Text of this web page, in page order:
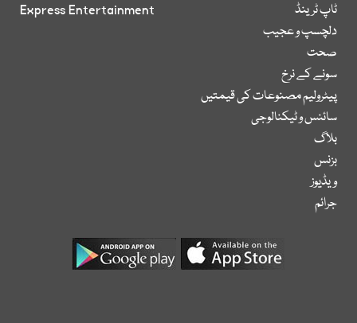
ٹاپ ٹرینڈ
دلچسپ و عجیب
صحت
سونے کے نرخ
پیٹرولیم مصنوعات کی قیمتیں
سائنس و ٹیکنالوجی
بلاگ
بزنس
ویڈیوز
جرائم
Express Entertainment